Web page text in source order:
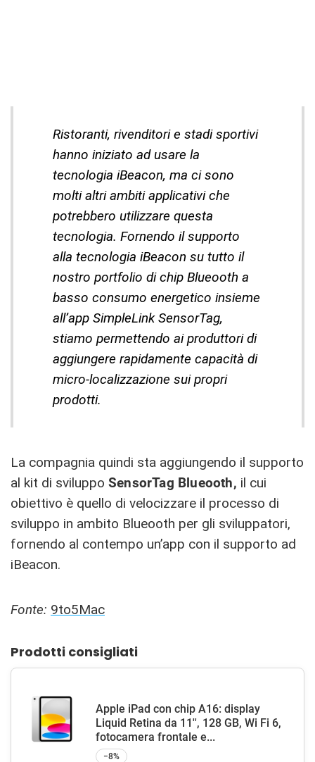
Ristoranti, rivenditori e stadi sportivi
hanno iniziato ad usare la
tecnologia iBeacon, ma ci sono
molti altri ambiti applicativi che
potrebbero utilizzare questa
tecnologia. Fornendo il supporto
alla tecnologia iBeacon su tutto il
nostro portfolio di chip Blueooth a
basso consumo energetico insieme
all’app SimpleLink SensorTag,
stiamo permettendo ai produttori di
aggiungere rapidamente capacità di
micro-localizzazione sui propri
prodotti.
La compagnia quindi sta aggiungendo il supporto
al kit di sviluppo SensorTag Blueooth, il cui
obiettivo è quello di velocizzare il processo di
sviluppo in ambito Blueooth per gli sviluppatori,
fornendo al contempo un’app con il supporto ad
iBeacon.
Fonte: 9to5Mac
Prodotti consigliati
Apple iPad con chip A16: display
Liquid Retina da 11'', 128 GB, Wi Fi 6,
fotocamera frontale e...
−8%